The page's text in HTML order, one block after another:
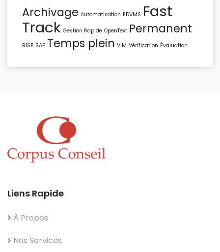
Archivage Automatisation EDVMS Fast
Track Gestion Rapide OpenText Permanent
RISE SAP Temps plein VIM Vérification Évaluation
Liens Rapide
À Propos
Nos Services